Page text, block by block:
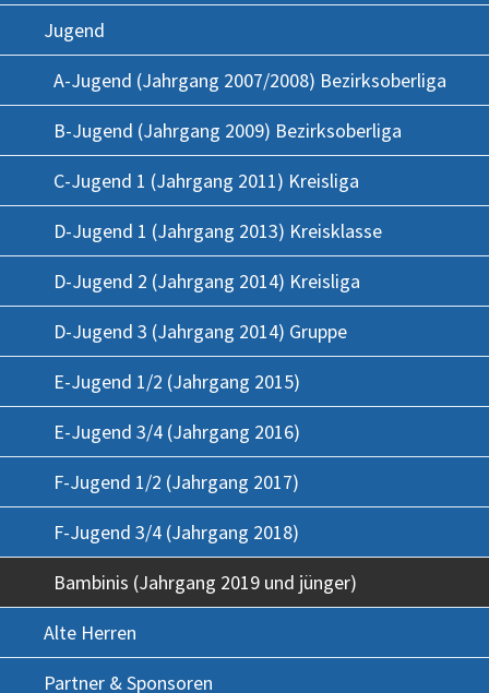
Jugend
A-Jugend (Jahrgang 2007/2008) Bezirksoberliga
B-Jugend (Jahrgang 2009) Bezirksoberliga
C-Jugend 1 (Jahrgang 2011) Kreisliga
D-Jugend 1 (Jahrgang 2013) Kreisklasse
D-Jugend 2 (Jahrgang 2014) Kreisliga
D-Jugend 3 (Jahrgang 2014) Gruppe
E-Jugend 1/2 (Jahrgang 2015)
E-Jugend 3/4 (Jahrgang 2016)
F-Jugend 1/2 (Jahrgang 2017)
F-Jugend 3/4 (Jahrgang 2018)
Bambinis (Jahrgang 2019 und jünger)
Alte Herren
Partner & Sponsoren